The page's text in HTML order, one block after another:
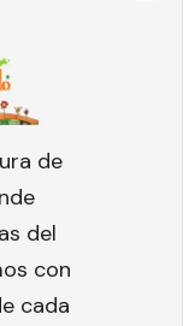
de
del
con
cada